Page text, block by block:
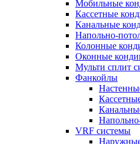
Мобильные
Кассетные
Канальные
Напольно-
Колонные
Оконные
Мульти сплит
Фанкойлы
VRF системы